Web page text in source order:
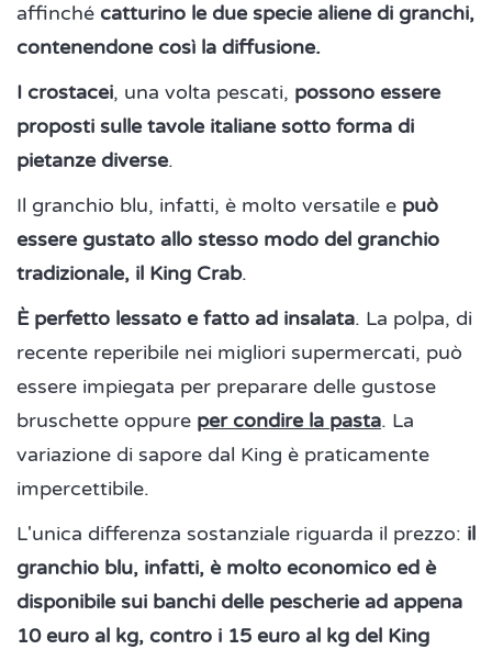
affinché catturino le due specie aliene di granchi,
contenendone così la diffusione.
I crostacei, una volta pescati, possono essere
proposti sulle tavole italiane sotto forma di
pietanze diverse.
Il granchio blu, infatti, è molto versatile e può
essere gustato allo stesso modo del granchio
tradizionale, il King Crab.
È perfetto lessato e fatto ad insalata. La polpa, di
recente reperibile nei migliori supermercati, può
essere impiegata per preparare delle gustose
bruschette oppure per condire la pasta. La
variazione di sapore dal King è praticamente
impercettibile.
L'unica differenza sostanziale riguarda il prezzo: il
granchio blu, infatti, è molto economico ed è
disponibile sui banchi delle pescherie ad appena
10 euro al kg, contro i 15 euro al kg del King